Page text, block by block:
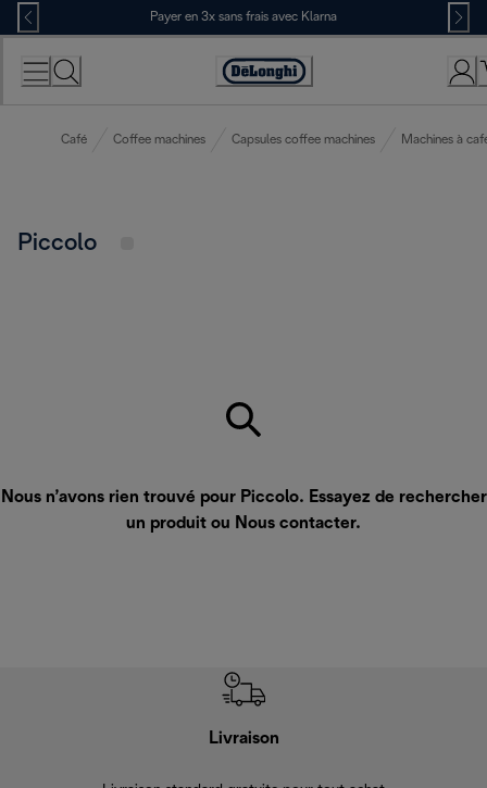
Skip
to
Content
Payer en 3x sans frais avec Klarna
Déclaration
Café Coffee machines Capsules coffee machines Machines à
Piccolo
Nous n’avons rien trouvé pour Piccolo. Essayez de rechercher
un produit ou Nous contacter.
Livraison